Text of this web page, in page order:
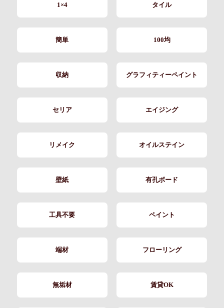
1×4 タイル
簡単 100均
収納 グラフィティーペイント
セリア エイジング
リメイク オイルステイン
壁紙 有孔ボード
工具不要 ペイント
端材 フローリング
無垢材 賃貸OK